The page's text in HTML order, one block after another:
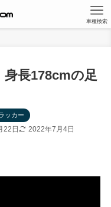
車種検索
長178cmの足
ッカー
22日 2022年7月4日